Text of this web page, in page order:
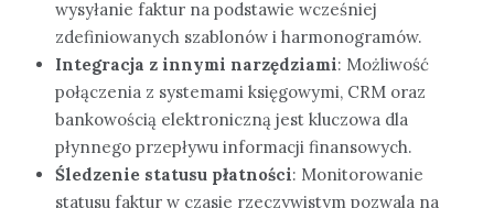
wysyłanie faktur na podstawie wcześniej
zdefiniowanych szablonów i harmonogramów.
Integracja z innymi narzędziami: Możliwość
połączenia z systemami księgowymi, CRM oraz
bankowością elektroniczną jest kluczowa dla
płynnego przepływu informacji finansowych.
Śledzenie statusu płatności: Monitorowanie
statusu faktur w czasie rzeczywistym pozwala na